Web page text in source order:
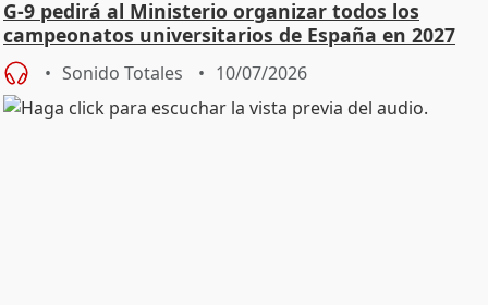
G-9 pedirá al Ministerio organizar todos los
campeonatos universitarios de España en 2027
Sonido Totales 10/07/2026